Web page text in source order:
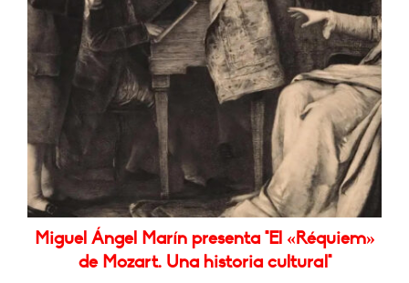
Miguel Ángel Marín presenta "El «Réquiem»
de Mozart. Una historia cultural"